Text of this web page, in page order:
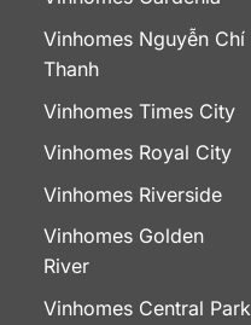
Vinhomes Nguyễn Chí
Thanh
Vinhomes Times City
Vinhomes Royal City
Vinhomes Riverside
Vinhomes Golden
River
Vinhomes Central Park